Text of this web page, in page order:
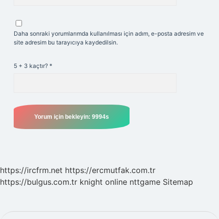
Daha sonraki yorumlarımda kullanılması için adım, e-posta adresim ve
site adresim bu tarayıcıya kaydedilsin.
5 + 3 kaçtır? *
https://ircfrm.net https://ercmutfak.com.tr
https://bulgus.com.tr knight online nttgame Sitemap